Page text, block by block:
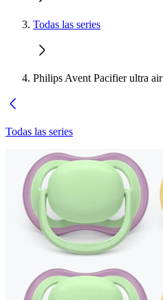
Todas las series
Philips Avent Pacifier ultra air
Todas las series